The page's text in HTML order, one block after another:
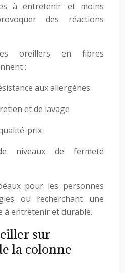
à entretenir et moins
des réactions
oreillers en fibres
:
aux allergènes
et de lavage
prix
niveaux de fermeté
pour les personnes
ou recherchant une
à entretenir et durable.
sur
la colonne